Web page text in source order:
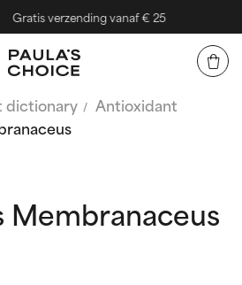
Gratis verzending vanaf € 25
dictionary
Antioxidant
Membranaceus